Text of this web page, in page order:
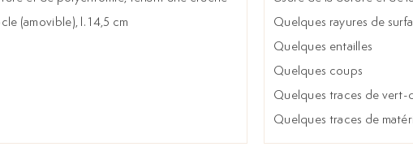
(amovible), l. 14,5 cm
Quelques rayures de
Quelques entailles
Quelques coups
Quelques traces de vert-
Quelques traces de